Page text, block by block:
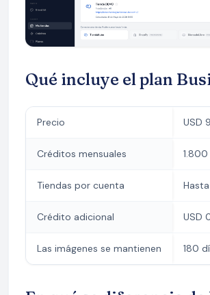
Qué incluye el plan
Precio USD
Créditos mensuales 1.800
Tiendas por cuenta
Crédito adicional USD
Las imágenes se mantienen 180